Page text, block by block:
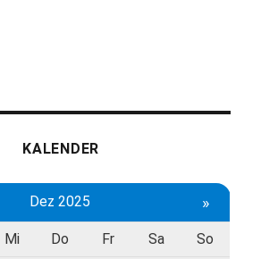
KALENDER
Dez 2025 »
Mi Do Fr Sa So